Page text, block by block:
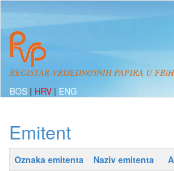
REGISTAR VRIJEDNOSNIH PAPIRA U FBiH
BOS | HRV | ENG
Emitent
Oznaka emitenta Naziv emitenta